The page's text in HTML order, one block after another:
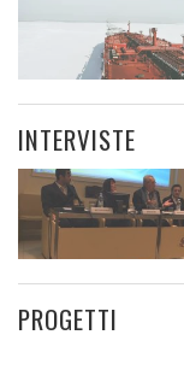
INTERVISTE
PROGETTI